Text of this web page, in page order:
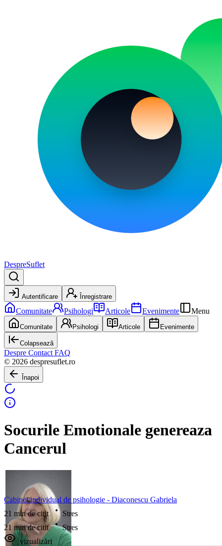
DespreSuflet
Autentificare Înregistrare
Comunitate Psihologi Articole Evenimente Menu
Comunitate Psihologi Articole Evenimente
Colapsează
Despre Contact FAQ
© 2026 despresuflet.ro
Înapoi
Socurile Emotionale genereaza
Cancerul
Cabinet individual de psihologie - Diaconescu Gabriela
21 min de citit
Stres
21 min de citit
Stres
vizualizări